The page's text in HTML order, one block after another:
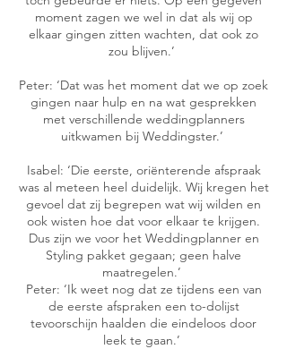
moment zagen we wel in dat als wij op
elkaar gingen zitten wachten, dat ook zo
zou blijven.’
Peter: ‘Dat was het moment dat we op zoek
gingen naar hulp en na wat gesprekken
met verschillende weddingplanners
uitkwamen bij Weddingster.’
Isabel: ‘Die eerste, oriënterende afspraak
was al meteen heel duidelijk. Wij kregen het
gevoel dat zij begrepen wat wij wilden en
ook wisten hoe dat voor elkaar te krijgen.
Dus zijn we voor het Weddingplanner en
Styling pakket gegaan; geen halve
maatregelen.’
Peter: ‘Ik weet nog dat ze tijdens een van
de eerste afspraken een to-dolijst
tevoorschijn haalden die eindeloos door
leek te gaan.’